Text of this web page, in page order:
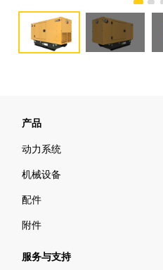
产品
动力系统
机械设备
配件
附件
服务与支持